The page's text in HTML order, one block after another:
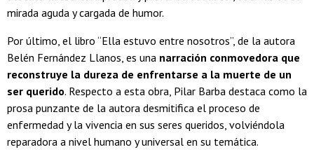
mirada aguda y cargada de humor.
Por último, el libro “Ella estuvo entre nosotros”, de la autora
Belén Fernández Llanos, es una narración conmovedora que
reconstruye la dureza de enfrentarse a la muerte de un
ser querido. Respecto a esta obra, Pilar Barba destaca como la
prosa punzante de la autora desmitifica el proceso de
enfermedad y la vivencia en sus seres queridos, volviéndola
reparadora a nivel humano y universal en su temática.